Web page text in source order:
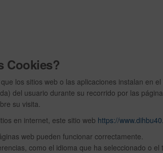
Cookies?
los sitios web o las aplicaciones instalan en
del usuario durante su recorrido por las
su visita.
en internet, este sitio web https://
web pueden funcionar correctamente.
como el idioma que ha seleccionado o el